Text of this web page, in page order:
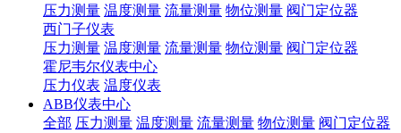
压力测量 温度测量 流量测量 物位测量 阀门定位器
西门子仪表
压力测量 温度测量 流量测量 物位测量 阀门定位器
霍尼韦尔仪表中心
压力仪表 温度仪表
ABB仪表中心
全部 压力测量 温度测量 流量测量 物位测量 阀门定位器